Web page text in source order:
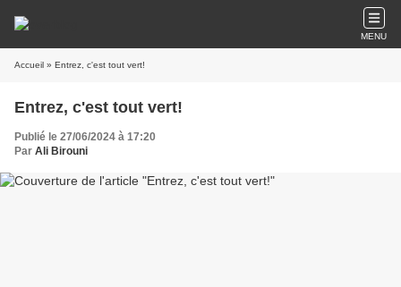
MENU
Accueil » Entrez, c'est tout vert!
Entrez, c'est tout vert!
Publié le 27/06/2024 à 17:20
Par Ali Birouni